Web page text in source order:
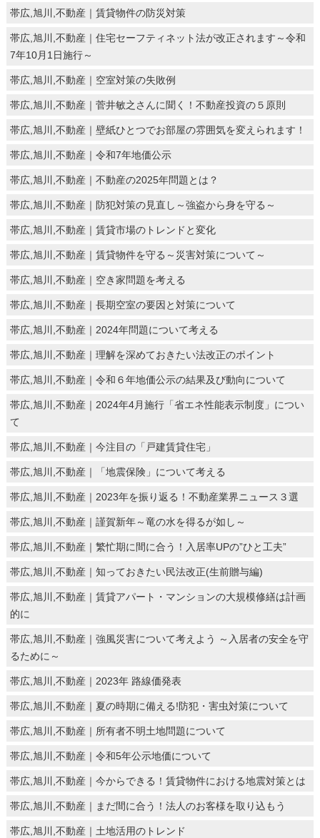
帯広,旭川,不動産｜賃貸物件の防災対策
帯広,旭川,不動産｜住宅セーフティネット法が改正されます～令和
7年10月1日施行～
帯広,旭川,不動産｜空室対策の失敗例
帯広,旭川,不動産｜菅井敏之さんに聞く！不動産投資の５原則
帯広,旭川,不動産｜壁紙ひとつでお部屋の雰囲気を変えられます！
帯広,旭川,不動産｜令和7年地価公示
帯広,旭川,不動産｜不動産の2025年問題とは？
帯広,旭川,不動産｜防犯対策の見直し～強盗から身を守る～
帯広,旭川,不動産｜賃貸市場のトレンドと変化
帯広,旭川,不動産｜賃貸物件を守る～災害対策について～
帯広,旭川,不動産｜空き家問題を考える
帯広,旭川,不動産｜長期空室の要因と対策について
帯広,旭川,不動産｜2024年問題について考える
帯広,旭川,不動産｜理解を深めておきたい法改正のポイント
帯広,旭川,不動産｜令和６年地価公示の結果及び動向について
帯広,旭川,不動産｜2024年4月施行「省エネ性能表示制度」につい
て
帯広,旭川,不動産｜今注目の「戸建賃貸住宅」
帯広,旭川,不動産｜「地震保険」について考える
帯広,旭川,不動産｜2023年を振り返る！不動産業界ニュース３選
帯広,旭川,不動産｜謹賀新年～竜の水を得るが如し～
帯広,旭川,不動産｜繁忙期に間に合う！入居率UPの”ひと工夫”
帯広,旭川,不動産｜知っておきたい民法改正(生前贈与編)
帯広,旭川,不動産｜賃貸アパート・マンションの大規模修繕は計画
的に
帯広,旭川,不動産｜強風災害について考えよう ～入居者の安全を守
るために～
帯広,旭川,不動産｜2023年 路線価発表
帯広,旭川,不動産｜夏の時期に備える!防犯・害虫対策について
帯広,旭川,不動産｜所有者不明土地問題について
帯広,旭川,不動産｜令和5年公示地価について
帯広,旭川,不動産｜今からできる！賃貸物件における地震対策とは
帯広,旭川,不動産｜まだ間に合う！法人のお客様を取り込もう
帯広,旭川,不動産｜土地活用のトレンド